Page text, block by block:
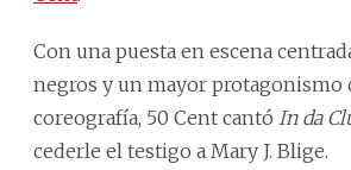
Con una puesta en escena
negros y un mayor protagonismo
coreografía, 50 Cent cantó In da
cederle el testigo a Mary J. Blige.